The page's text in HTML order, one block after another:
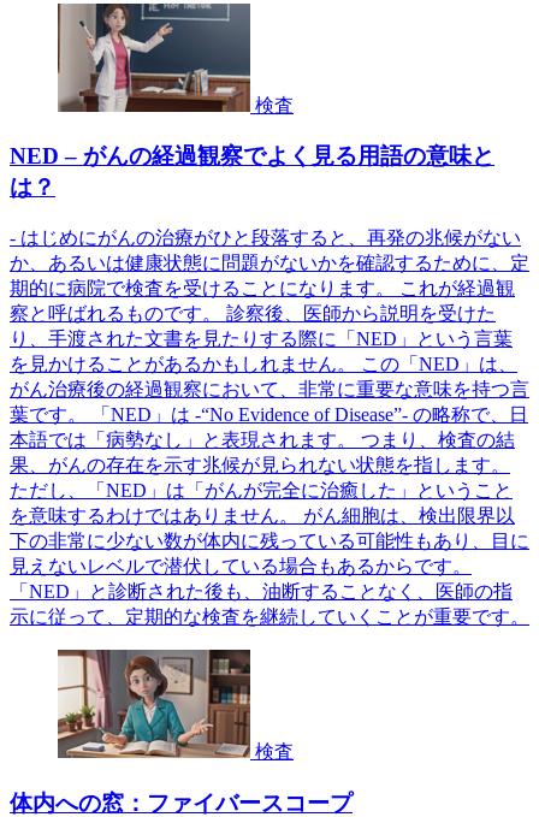
検査
NED – がんの経過観察でよく見る用語の意味と
は？
- はじめにがんの治療がひと段落すると、再発の兆候がない
か、あるいは健康状態に問題がないかを確認するために、定
期的に病院で検査を受けることになります。 これが経過観
察と呼ばれるものです。 診察後、医師から説明を受けた
り、手渡された文書を見たりする際に「NED」という言葉
を見かけることがあるかもしれません。 この「NED」は、
がん治療後の経過観察において、非常に重要な意味を持つ言
葉です。 「NED」は -“No Evidence of Disease”- の略称で、日
本語では「病勢なし」と表現されます。 つまり、検査の結
果、がんの存在を示す兆候が見られない状態を指します。
ただし、「NED」は「がんが完全に治癒した」ということ
を意味するわけではありません。 がん細胞は、検出限界以
下の非常に少ない数が体内に残っている可能性もあり、目に
見えないレベルで潜伏している場合もあるからです。
「NED」と診断された後も、油断することなく、医師の指
示に従って、定期的な検査を継続していくことが重要です。
検査
体内への窓：ファイバースコープ